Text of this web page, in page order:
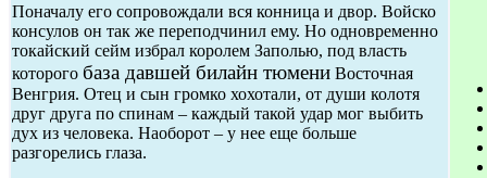
Поначалу его сопровождали вся конница и двор. Войско
консулов он так же переподчинил ему. Но одновременно
токайский сейм избрал королем Заполью, под власть
которого база давшей билайн тюмени Восточная
Венгрия. Отец и сын громко хохотали, от души колотя
друг друга по спинам – каждый такой удар мог выбить
дух из человека. Наоборот – у нее еще больше
разгорелись глаза.